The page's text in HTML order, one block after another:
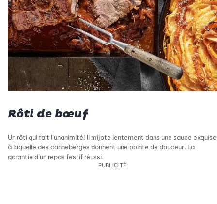
Rôti de bœuf
Un rôti qui fait l’unanimité! Il mijote lentement dans une sauce exquise
à laquelle des canneberges donnent une pointe de douceur. La
garantie d’un repas festif réussi.
PUBLICITÉ